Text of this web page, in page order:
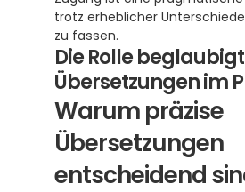
trotz erheblicher
zu fassen.
Die Rolle
Übersetzungen im
Warum präzise
Übersetzungen
entscheidend